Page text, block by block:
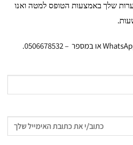
שלך באמצעות הטופס למטה ואנו
0506678532
.